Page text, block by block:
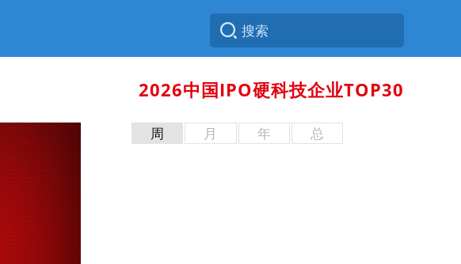
2026中国IPO硬科技企业TOP30
周 月 年 总